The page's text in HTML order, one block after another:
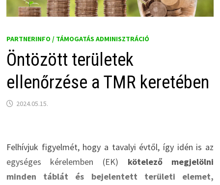
PARTNERINFO / TÁMOGATÁS ADMINISZTRÁCIÓ
Öntözött területek
ellenőrzése a TMR keretében
2024.05.15.
Felhívjuk figyelmét, hogy a tavalyi évtől, így idén is az
egységes kérelemben (EK) kötelező megjelölni
minden táblát és bejelentett területi elemet,